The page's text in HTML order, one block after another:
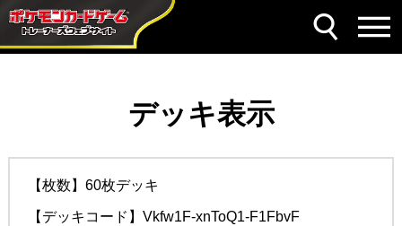
デッキ表示
【枚数】60枚デッキ
【デッキコード】 Vkfw1F-xnToQ1-F1FbvF